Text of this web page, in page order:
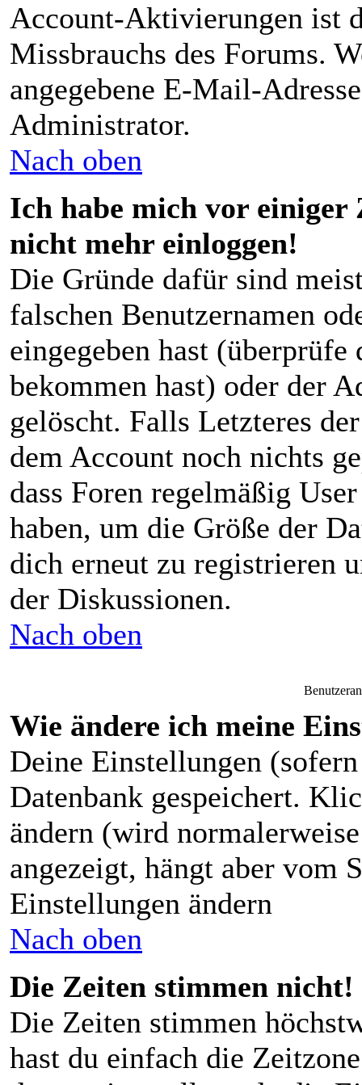
Account-Aktivierungen ist
Missbrauchs des Forums.
angegebene E-Mail-
Administrator.
Nach oben
Ich habe mich vor
nicht mehr einloggen!
Die Gründe dafür sind
falschen Benutzernamen
eingegeben hast
bekommen hast) oder der
gelöscht. Falls Letzteres
dem Account noch nichts
dass Foren regelmäßig
haben, um die Größe der
dich erneut zu registrieren
der Diskussionen.
Nach oben
Wie ändere ich meine
Deine Einstellungen
Datenbank gespeichert.
ändern (wird
angezeigt, hängt aber vom
Einstellungen ändern
Nach oben
Die Zeiten stimmen nicht!
Die Zeiten stimmen
hast du einfach die